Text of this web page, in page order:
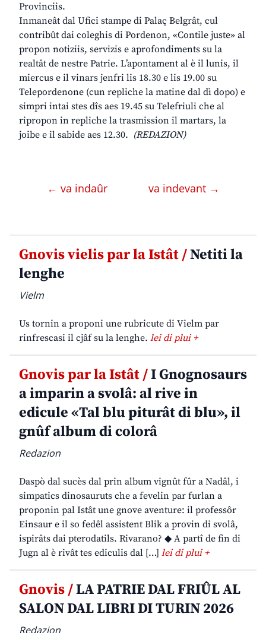
Provinciis.
Inmaneât dal Ufici stampe di Palaç Belgrât, cul
contribût dai coleghis di Pordenon, «Contile juste» al
propon notiziis, servizis e aprofondiments su la
realtât de nestre Patrie. L’apontament al è il lunis, il
miercus e il vinars jenfri lis 18.30 e lis 19.00 su
Telepordenone (cun repliche la matine dal dì dopo) e
simpri intai stes dîs aes 19.45 su Telefriuli che al
ripropon in repliche la trasmission il martars, la
joibe e il sabide aes 12.30. (REDAZION)
← va indaûr va indevant →
Gnovis vielis par la Istât /Netiti la
lenghe
Vielm
Us tornin a proponi une rubricute di Vielm par
rinfrescasi il cjâf su la lenghe. lei di plui +
Gnovis par la Istât /I Gnognosaurs
a imparin a svolâ: al rive in
edicule «Tal blu piturât di blu», il
gnûf album di colorâ
Redazion
Daspò dal sucès dal prin album vignût fûr a Nadâl, i
simpatics dinosauruts che a fevelin par furlan a
proponin pal Istât une gnove aventure: il professôr
Einsaur e il so fedêl assistent Blik a provin di svolâ,
ispirâts dai pterodatils. Rivarano? ◆ A partî de fin di
Jugn al è rivât tes ediculis dal […] lei di plui +
Gnovis /LA PATRIE DAL FRIÛL AL
SALON DAL LIBRI DI TURIN 2026
Redazion